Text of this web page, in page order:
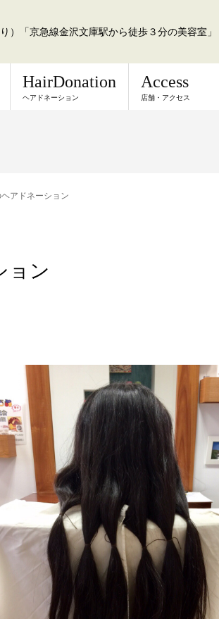
）「京急線金沢文庫駅から徒歩３分の美容室」
HairDonation
ヘアドネーション
Access
店舗・アクセス
アドネーション
ョン